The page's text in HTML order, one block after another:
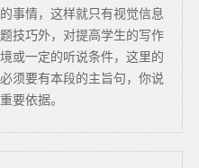
事情，这样就只有视觉信息
技巧外，对提高学生的写作
或一定的听说条件，这里的
须要有本段的主旨句，你说
要依据。